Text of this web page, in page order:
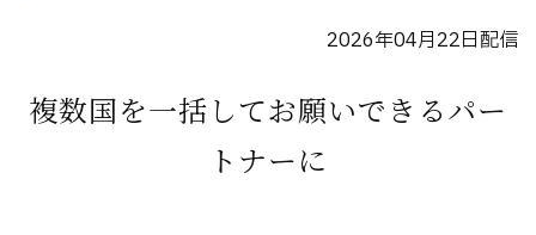
2026年04月22日配信
複数国を一括してお願いできるパー
トナーに